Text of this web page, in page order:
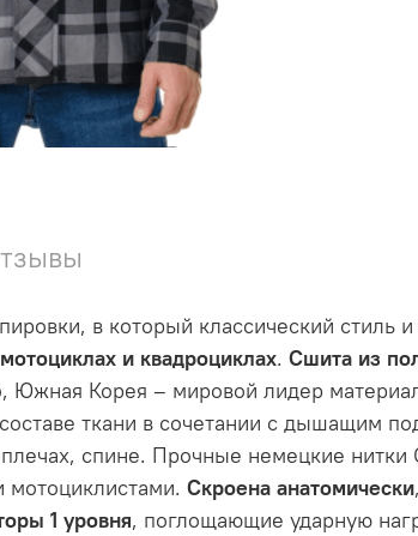
в который классический
и квадроциклах. Сшита из
Южная Корея – мировой лидер
ткани в сочетании с дышащим
спине. Прочные немецкие нитки
Скроена анатомически
1 уровня, поглощающие ударную